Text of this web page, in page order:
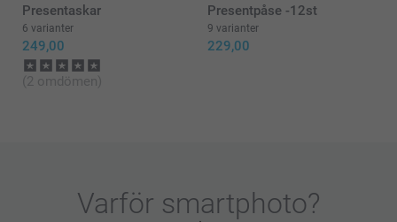
Zeinab/Smartphoto
Presentaskar
6 varianter
249,00
(2 omdömen)
Presentpåse -12st
9 varianter
229,00
Varför smartphoto?